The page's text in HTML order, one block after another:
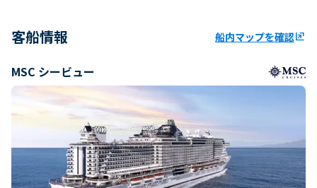
客船情報 船内マップを確認ungroup
MSC シービュー